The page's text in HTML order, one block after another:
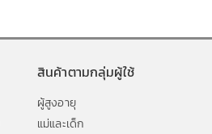
สินค้าตามกลุ่มผู้ใช้
ผู้สูงอายุ
แม่และเด็ก